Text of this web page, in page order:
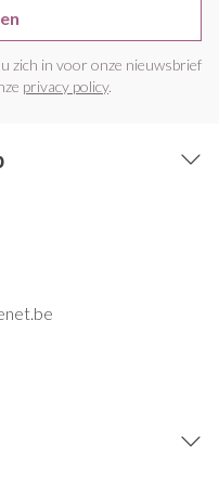
zich in voor onze nieuwsbrief
privacy policy.